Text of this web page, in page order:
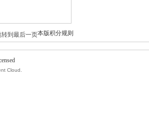
本版积分规则
转到最后一页
Cloud.